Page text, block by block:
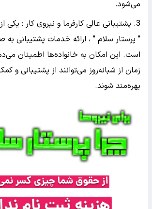
می‌شود.
3. پشتیبانی عالی کارفرما و نیروی کار :
است. این امکان به خانواده‌ها اطمینان
زمان از شبانه‌روز می‌توانند از پشتیبانی و
بهره‌مند شوند.